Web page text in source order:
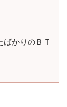
ばかりのＢＴ